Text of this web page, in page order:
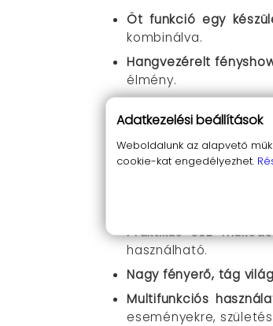
Öt funkció egy
kombinálva.
Hangvezérelt
élmény.
hangulatot teremthess.
Átgondolt távirányító
színmódot egy
Praktikus USB
használható.
Nagy fényerő, tág
Multifunkciós
eseményekre,
Adatkezelési beállítások
Weboldalunk az alapvető
cookie-kat engedélyezhet.